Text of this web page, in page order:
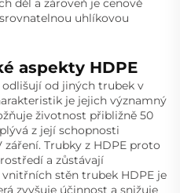
děl a zároveň je cenově
uhlíkovou
aspekty HDPE
odlišují od jiných trubek v
je jejich významný
životnost přibližně 50
z její schopnosti
Trubky z HDPE proto
a zůstávají
stěn trubek HDPE je
zvyšuje účinnost a snižuje